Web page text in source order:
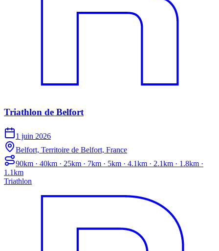
Triathlon de Belfort
1 juin 2026
Belfort, Territoire de Belfort, France
90km · 40km · 25km · 7km · 5km · 4.1km · 2.1km · 1.8km ·
1.1km
Triathlon